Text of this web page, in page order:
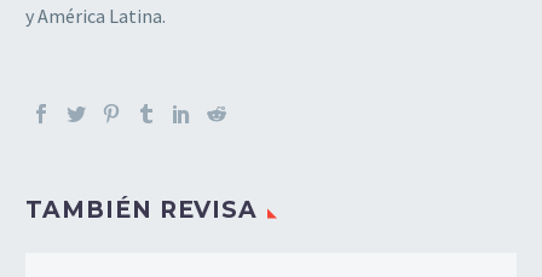
y América Latina.
TAMBIÉN REVISA